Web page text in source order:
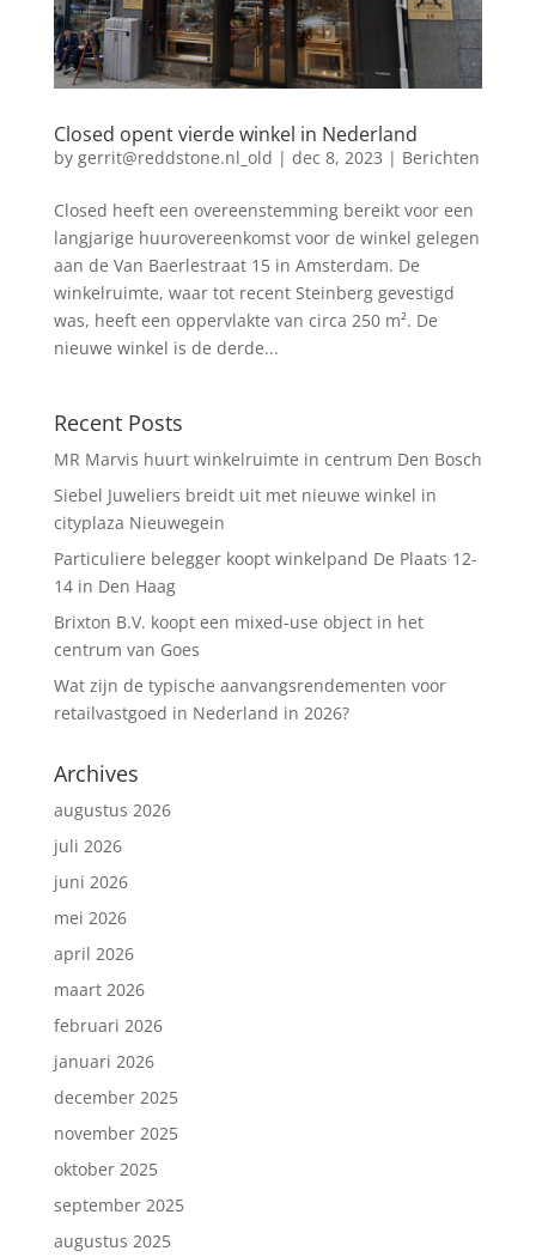
Closed opent vierde winkel in Nederland
by gerrit@reddstone.nl_old | dec 8, 2023 | Berichten
Closed heeft een overeenstemming bereikt voor een
langjarige huurovereenkomst voor de winkel gelegen
aan de Van Baerlestraat 15 in Amsterdam. De
winkelruimte, waar tot recent Steinberg gevestigd
was, heeft een oppervlakte van circa 250 m². De
nieuwe winkel is de derde...
Recent Posts
MR Marvis huurt winkelruimte in centrum Den Bosch
Siebel Juweliers breidt uit met nieuwe winkel in
cityplaza Nieuwegein
Particuliere belegger koopt winkelpand De Plaats 12-
14 in Den Haag
Brixton B.V. koopt een mixed-use object in het
centrum van Goes
Wat zijn de typische aanvangsrendementen voor
retailvastgoed in Nederland in 2026?
Archives
augustus 2026
juli 2026
juni 2026
mei 2026
april 2026
maart 2026
februari 2026
januari 2026
december 2025
november 2025
oktober 2025
september 2025
augustus 2025